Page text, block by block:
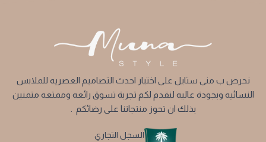
نحرص ب منى ستايل على اختيار احدث التصاميم العصريه للملابس
النسائيه وبجودة عاليه لنقدم لكم تجربة تسوق رائعه وممتعه متمنين
بذلك ان تحوز منتجاتنا على رضائكم .
السجل التجاري